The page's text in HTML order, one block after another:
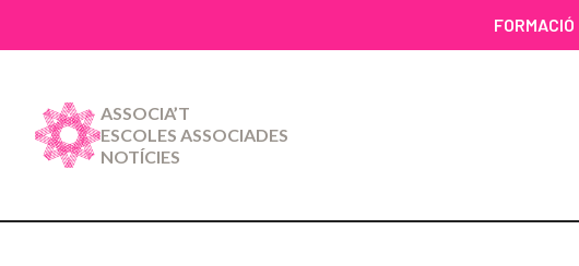
FORMACIÓ
ASSOCIA’T
ESCOLES ASSOCIADES
NOTÍCIES